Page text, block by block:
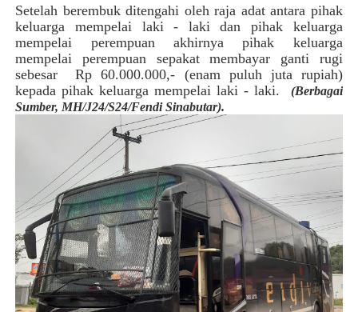
Setelah berembuk ditengahi oleh raja adat antara pihak
keluarga mempelai laki - laki dan pihak keluarga
mempelai perempuan akhirnya pihak keluarga
mempelai perempuan sepakat membayar ganti rugi
sebesar Rp 60.000.000,- (enam puluh juta rupiah)
kepada pihak keluarga mempelai laki - laki.
(Berbagai
Sumber, MH/J24/S24/Fendi Sinabutar).